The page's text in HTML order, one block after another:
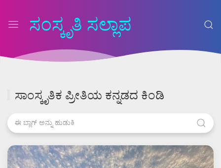
ಸಂಸ್ಕೃತಿ ಸಲ್ಲಾಪ
ಸಾಂಸ್ಕೃತಿಕ ಪ್ರೀತಿಯ ಕನ್ನಡದ ಕಿಂಡಿ